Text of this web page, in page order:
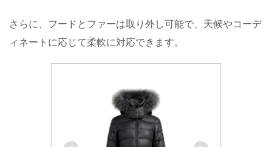
さらに、フードとファーは取り外し可能で、天候やコーデ
ィネートに応じて柔軟に対応できます。